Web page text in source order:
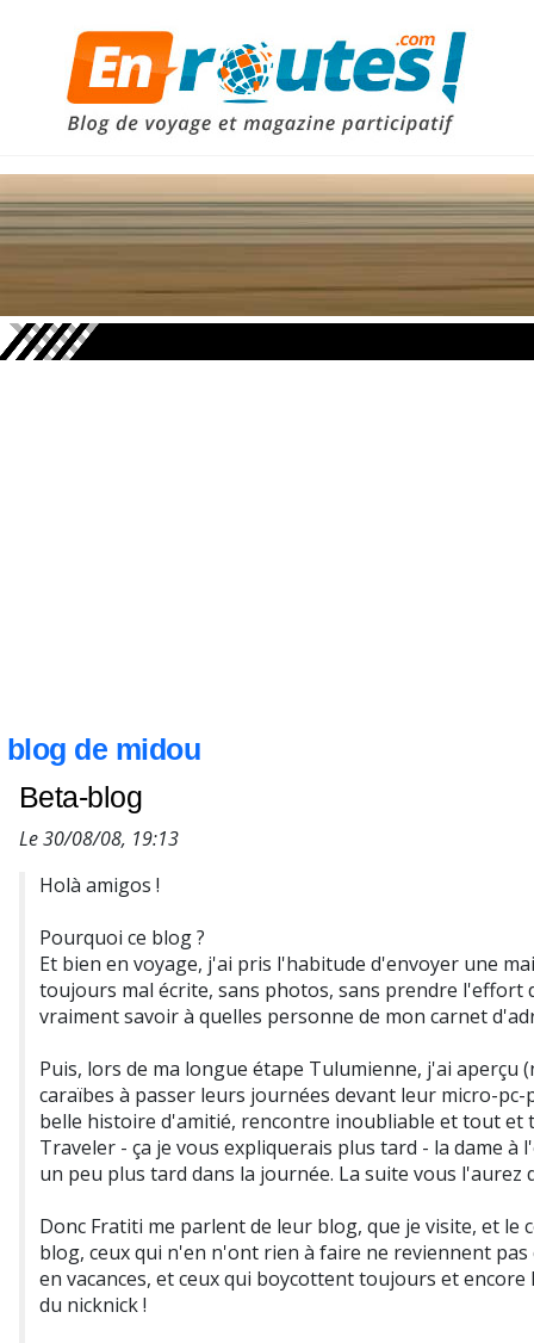
blog de midou
Beta-blog
Le 30/08/08, 19:13
Holà amigos !
Pourquoi ce blog ?
Et bien en voyage, j'ai pris l'habitude d'envoyer une
toujours mal écrite, sans photos, sans prendre l'effort
vraiment savoir à quelles personne de mon carnet
Puis, lors de ma longue étape Tulumienne, j'ai aperçu
caraïbes à passer leurs journées devant leur micro-
belle histoire d'amitié, rencontre inoubliable et tout et
Traveler - ça je vous expliquerais plus tard - la dame
un peu plus tard dans la journée. La suite vous
Donc Fratiti me parlent de leur blog, que je visite, et le
blog, ceux qui n'en n'ont rien à faire ne reviennent
en vacances, et ceux qui boycottent toujours et
du nicknick !